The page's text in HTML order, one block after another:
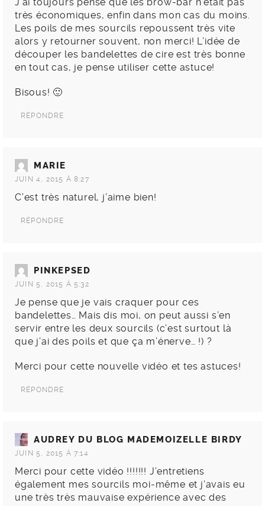
très économiques, enfin dans mon cas du moins.
Les poils de mes sourcils repoussent très vite
alors y retourner souvent, non merci! L’idée de
découper les bandelettes de cire est très bonne
en tout cas, je pense utiliser cette astuce!
Bisous! 🙂
RÉPONDRE
MARIE
JUIN 4, 2015 À 8:27
C’est très naturel, j’aime bien!
RÉPONDRE
PINKEPSED
JUIN 5, 2015 À 5:32
Je pense que je vais craquer pour ces
bandelettes… Mais dis moi, on peut aussi s’en
servir entre les deux sourcils (c’est surtout là
que j’ai des poils et que ça m’énerve… !) ?
Merci pour cette nouvelle vidéo et tes astuces!
RÉPONDRE
AUDREY DU BLOG MADEMOIZELLE BIRDY
JUIN 5, 2015 À 7:14
Merci pour cette vidéo !!!!!!! J’entretiens
également mes sourcils moi-même et j’avais eu
une très très mauvaise expérience avec des